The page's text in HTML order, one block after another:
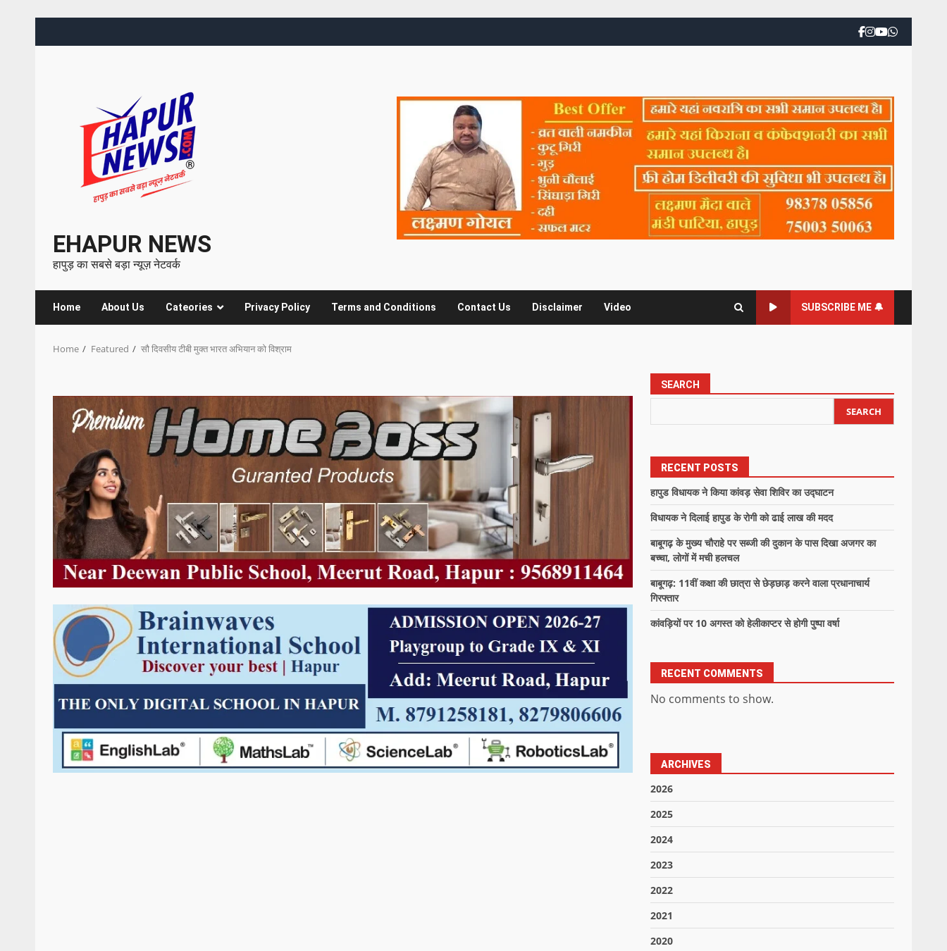
EHAPUR NEWS
हापुड़ का सबसे बड़ा न्यूज़ नेटवर्क
Home About Us Cateories Privacy Policy Terms and Conditions Contact Us Disclaimer Video SUBSCRIBE ME 🔔
Home Featured सौ दिवसीय टीबी मुक्त भारत अभियान को विश्राम
SEARCH
SEARCH
RECENT POSTS
हापुड विधायक ने किया कांवड़ सेवा शिविर का उद्घाटन
विधायक ने दिलाई हापुड के रोगी को ढाई लाख की मदद
बाबूगढ़ के मुख्य चौराहे पर सब्जी की दुकान के पास दिखा अजगर का
बच्चा, लोगों में मची हलचल
बाबूगढ़: 11वीं कक्षा की छात्रा से छेड़छाड़ करने वाला प्रधानाचार्य
गिरफ्तार
कांवड़ियों पर 10 अगस्त को हेलीकाप्टर से होगी पुष्पा वर्षा
RECENT COMMENTS
No comments to show.
ARCHIVES
2026
2025
2024
2023
2022
2021
2020